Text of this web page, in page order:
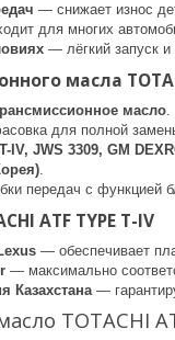
— снижает износ
для многих
— лёгкий запуск и
масла
масло.
для полной
IV, JWS 3309, GM
.
передач с функцией
ATF TYPE T-IV
— обеспечивает
— максимально
Казахстана—
TOTACHI